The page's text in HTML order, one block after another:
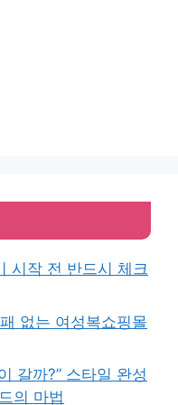
시작 전 반드시 체크
없는 여성복쇼핑몰
갈까?” 스타일 완성
의 마법